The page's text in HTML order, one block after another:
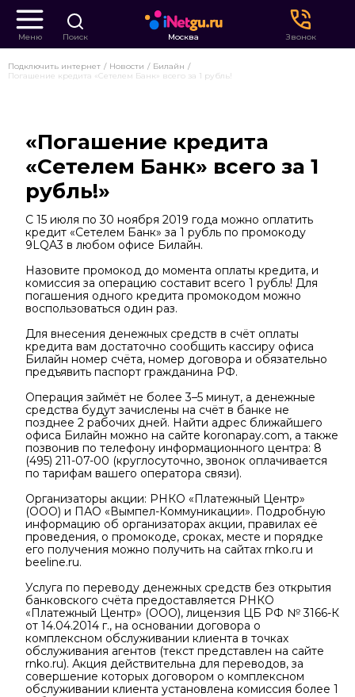
Меню Поиск Москва Звонок
Подключить интернет Новости
Билайн
Погашение кредита «Сетелем Банк» всего за 1 рубль!
«Погашение кредита
«Сетелем Банк» всего за 1
рубль!»
С 15 июля по 30 ноября 2019 года можно оплатить
кредит «Сетелем Банк» за 1 рубль по промокоду
9LQA3 в любом офисе Билайн.
Назовите промокод до момента оплаты кредита, и
комиссия за операцию составит всего 1 рубль! Для
погашения одного кредита промокодом можно
воспользоваться один раз.
Для внесения денежных средств в счёт оплаты
кредита вам достаточно сообщить кассиру офиса
Билайн номер счёта, номер договора и обязательно
предъявить паспорт гражданина РФ.
Операция займёт не более 3–5 минут, а денежные
средства будут зачислены на счёт в банке не
позднее 2 рабочих дней. Найти адрес ближайшего
офиса Билайн можно на сайте koronapay.com, а также
позвонив по телефону информационного центра: 8
(495) 211-07-00 (круглосуточно, звонок оплачивается
по тарифам вашего оператора связи).
Организаторы акции: РНКО «Платежный Центр»
(ООО) и ПАО «Вымпел-Коммуникации». Подробную
информацию об организаторах акции, правилах её
проведения, о промокоде, сроках, месте и порядке
его получения можно получить на сайтах rnko.ru и
beeline.ru.
Услуга по переводу денежных средств без открытия
банковского счёта предоставляется РНКО
«Платежный Центр» (ООО), лицензия ЦБ РФ № 3166-К
от 14.04.2014 г., на основании договора о
комплексном обслуживании клиента в точках
обслуживания агентов (текст представлен на сайте
rnko.ru). Акция действительна для переводов, за
совершение которых договором о комплексном
обслуживании клиента установлена комиссия более 1